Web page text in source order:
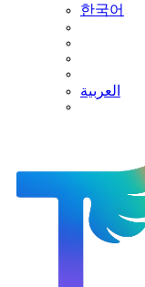
한국어
العربية